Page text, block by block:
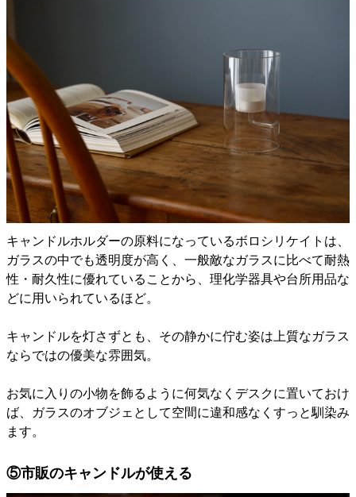
キャンドルホルダーの原料になっているボロシリケイトは、
ガラスの中でも透明度が高く、一般敵なガラスに比べて耐熱
性・耐久性に優れていることから、理化学器具や台所用品な
どに用いられているほど。
キャンドルを灯さずとも、その静かに佇む姿は上質なガラス
ならではの優美な雰囲気。
お気に入りの小物を飾るように何気なくデスクに置いておけ
ば、ガラスのオブジェとして空間に違和感なくすっと馴染み
ます。
⑤市販のキャンドルが使える